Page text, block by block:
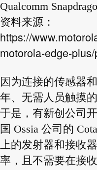
Qualcomm
资料来源：
https://
motorola-edge-
因为连接的传感器
年、无需人员触摸
于是，有新创公司
国 Ossia 公司的
上的发射器和接收
率，且不需要在接